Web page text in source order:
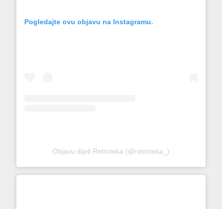
Pogledajte ovu objavu na Instagramu.
Objavu dijeli Retroteka (@retroteka_)